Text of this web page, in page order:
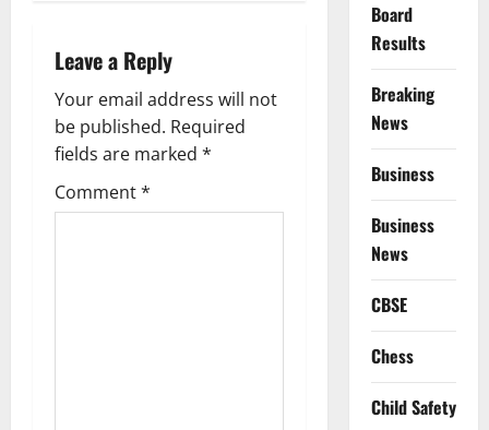
a
v
i
g
Leave a Reply
Your email address will not
be published. Required
fields are marked *
Comment*
Board
Results
Breaking
News
Business
Business
News
CBSE
Chess
Child Safety